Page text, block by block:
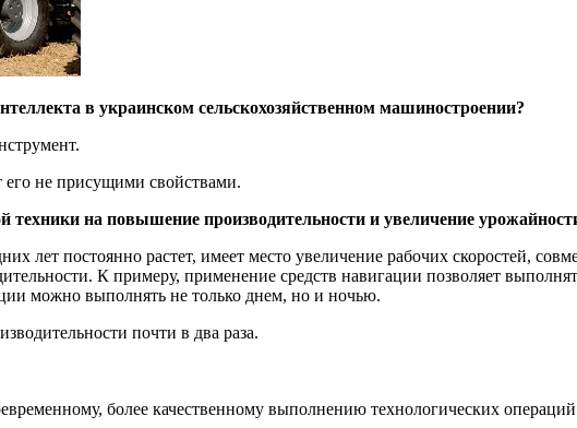
в украинском сельскохозяйственном машиностроении?
его не присущими свойствами.
техники на повышение производительности и увеличение
лет постоянно растет, имеет место увеличение рабочих скоростей,
К примеру, применение средств навигации позволяет
можно выполнять не только днем, но и ночью.
почти в два раза.
более качественному выполнению технологических